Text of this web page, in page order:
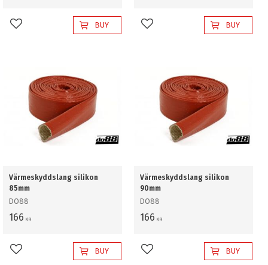
Add to favorites BUY Add to favorites BUY
Värmeskyddslang silikon
85mm
DO88
166 KR
Add to favorites BUY
Värmeskyddslang silikon
90mm
DO88
166 KR
Add to favorites BUY